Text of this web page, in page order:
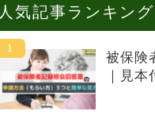
人気記事ランキング
被保険
｜見本